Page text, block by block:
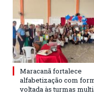
Maracanã fortalece
alfabetização com
voltada às turmas